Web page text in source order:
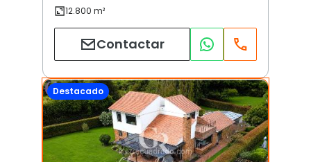
Contactar
Destacado